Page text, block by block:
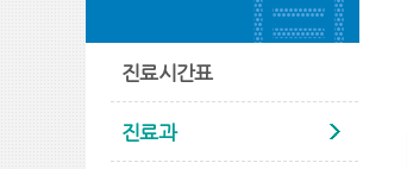
진료시간표
진료과